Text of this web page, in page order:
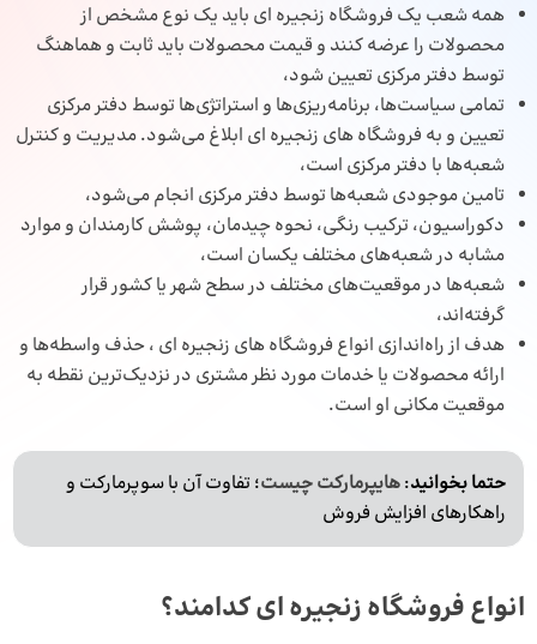
همه شعب یک فروشگاه زنجیره‌ ای باید یک نوع مشخص از
محصولات را عرضه کنند و قیمت محصولات باید ثابت و هماهنگ
توسط دفتر مرکزی تعیین شود،
تمامی سیاست‌ها، برنامه‌ریزی‌ها و استراتژی‌ها توسط دفتر مرکزی
تعیین و به فروشگاه‌ های زنجیره ای ابلاغ می‌شود. مدیریت و کنترل
شعبه‌ها با دفتر مرکزی است،
تامین موجودی شعبه‌ها توسط دفتر مرکزی انجام می‌شود،
دکوراسیون، ترکیب رنگی، نحوه چیدمان، پوشش کارمندان و موارد
مشابه در شعبه‌های مختلف یکسان است،
شعبه‌ها در موقعیت‌های مختلف در سطح شهر یا کشور قرار
گرفته‌اند،
هدف از راه‌اندازی انواع فروشگاه های زنجیره‌ ای ، حذف واسطه‌ها و
ارائه محصولات یا خدمات مورد نظر مشتری در نزدیک‌ترین نقطه به
موقعیت مکانی او است.
حتما بخوانید:هایپرمارکت چیست؛ تفاوت آن با سوپرمارکت و
راهکارهای افزایش فروش
انواع فروشگاه زنجیره ای کدامند؟